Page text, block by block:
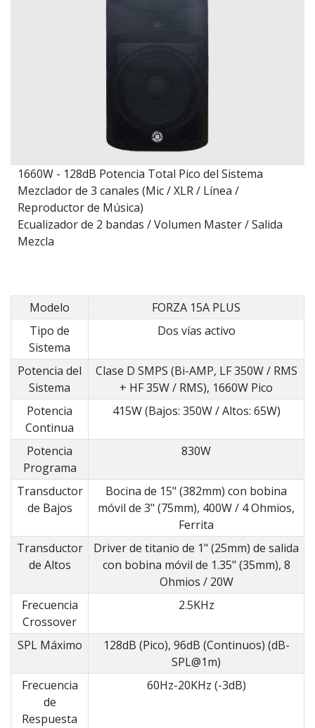
1660W - 128dB Potencia Total Pico del Sistema
Mezclador de 3 canales (Mic / XLR / Línea /
Reproductor de Música)
Ecualizador de 2 bandas / Volumen Master / Salida
Mezcla
Modelo
FORZA 15A PLUS
Tipo de
Sistema
Dos vías activo
Potencia del
Sistema
Clase D SMPS (Bi-AMP, LF 350W / RMS
+ HF 35W / RMS), 1660W Pico
Potencia
Continua
415W (Bajos: 350W / Altos: 65W)
Potencia
Programa
830W
Transductor
de Bajos
Bocina de 15" (382mm) con bobina
móvil de 3" (75mm), 400W / 4 Ohmios,
Ferrita
Transductor
de Altos
Driver de titanio de 1" (25mm) de salida
con bobina móvil de 1.35" (35mm), 8
Ohmios / 20W
Frecuencia
Crossover
2.5KHz
SPL Máximo
128dB (Pico), 96dB (Continuos) (dB-
SPL@1m)
Frecuencia
de
Respuesta
60Hz-20KHz (-3dB)